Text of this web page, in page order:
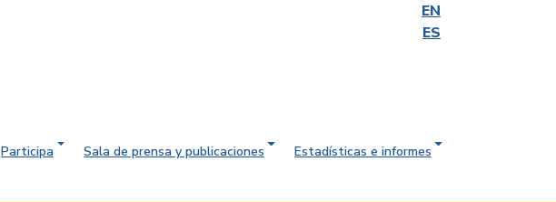
EN
ES
Participa Sala de prensa y publicaciones
Estadísticas e informes